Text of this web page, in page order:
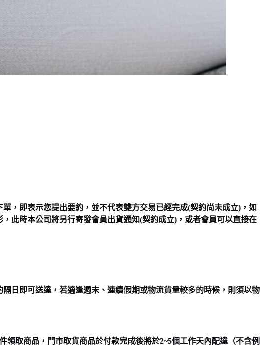
，即表示您提出要約，並不代表雙方交易已經完成(契約尚未成立)，如
此時本公司將另行寄發會員出貨通知(契約成立)，或者會員可以直接在
日即可送達，若適逢週末、連續假期或物流貨量較多的時候，則須以物
取商品，門市取貨商品於付款完成後將於2~5個工作天內配達（不含例